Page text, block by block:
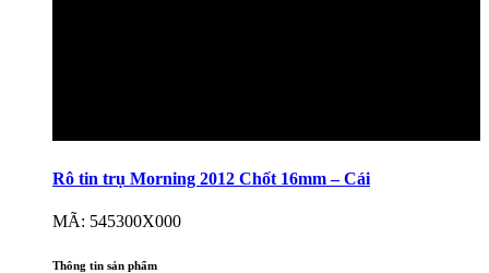
Rô tin trụ Morning 2012 Chốt 16mm – Cái
MÃ: 545300X000
Thông tin sản phẩm